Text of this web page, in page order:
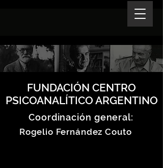
FUNDACIÓN CENTRO
PSICOANALÍTICO ARGENTINO
Coordinación general:
Rogelio Fernández Couto